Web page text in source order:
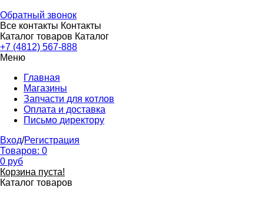
Обратный звонок
Все контакты Контакты
Каталог товаров Каталог
+7 (4812) 567-888
Меню
Главная
Магазины
Запчасти для котлов
Оплата и доставка
Письмо директору
Вход/Регистрация
Товаров: 0
0 руб
Корзина пуста!
Каталог товаров